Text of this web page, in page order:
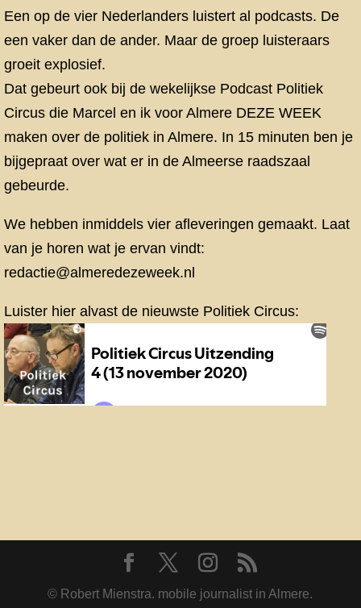
Een op de vier Nederlanders luistert al podcasts. De
een vaker dan de ander. Maar de groep luisteraars
groeit explosief.
Dat gebeurt ook bij de wekelijkse Podcast Politiek
Circus die Marcel en ik voor Almere DEZE WEEK
maken over de politiek in Almere. In 15 minuten ben je
bijgepraat over wat er in de Almeerse raadszaal
gebeurde.
We hebben inmiddels vier afleveringen gemaakt. Laat
van je horen wat je ervan vindt:
redactie@almeredezeweek.nl
Luister hier alvast de nieuwste Politiek Circus:
© Robert Mienstra. mobile journalist in Almere.